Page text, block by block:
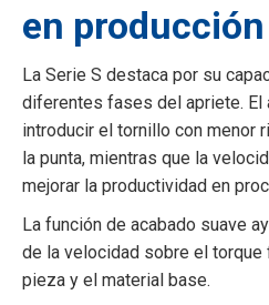
en producción
La Serie S destaca por su
diferentes fases del apriete. El
introducir el tornillo con menor
la punta, mientras que la
mejorar la productividad en
La función de acabado suave
de la velocidad sobre el torque
pieza y el material base.